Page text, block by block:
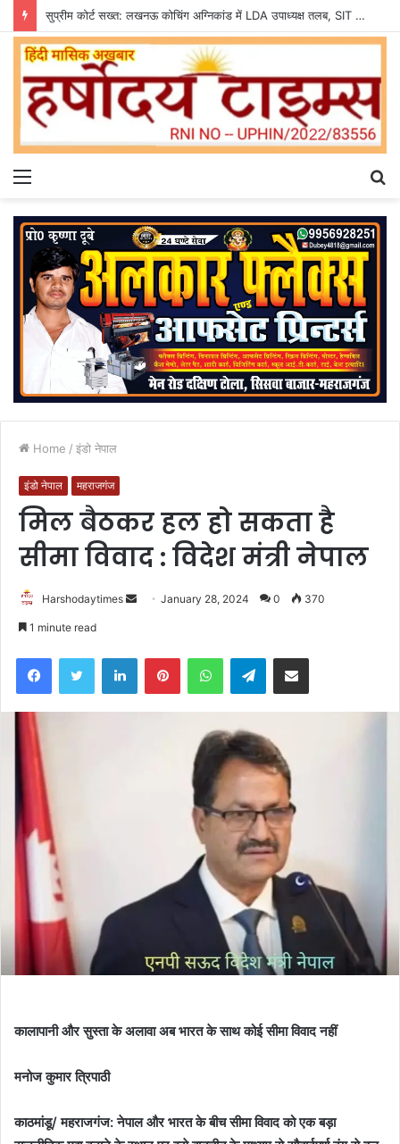
सुप्रीम कोर्ट सख्त: लखनऊ कोचिंग अग्निकांड में LDA उपाध्यक्ष तलब, SIT से मांगी सीलबंद रिपोर्ट
Menu
Home / इंडो नेपाल
इंडो नेपाल महराजगंज
मिल बैठकर हल हो सकता है
सीमा विवाद : विदेश मंत्री नेपाल
Harshodaytimes
SendJanuary 28, 2024 0 370
1 minute read
FacebookTwitter LinkedInPinterestWhatsAppTelegramShare via Email
कालापानी और सुस्ता के अलावा अब भारत के साथ कोई सीमा विवाद नहीं
मनोज कुमार त्रिपाठी
काठमांडू/ महराजगंज: नेपाल और भारत के बीच सीमा विवाद को एक बड़ा